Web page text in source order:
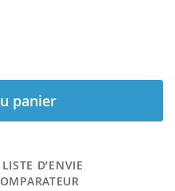
panier
D’ENVIE